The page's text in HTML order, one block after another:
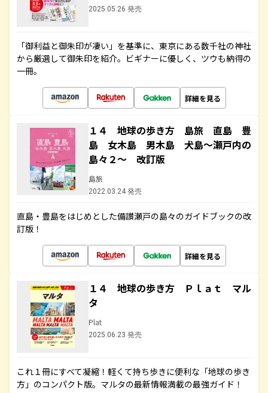
2025.05.26 発売
「御利益と御朱印が凄い」を基準に、東京にある数千社の神社
から厳選して御朱印を紹介。ビギナーに優しく、ツウも納得の
一冊。
詳細を見る
１４ 地球の歩き方 島旅 直島 豊
島 女木島 男木島 犬島～瀬戸内の
島々２～ 改訂版
島旅
2022.03.24 発売
直島・豊島をはじめとした備讃瀬戸の島々のガイドブックの改
訂版！
詳細を見る
１４ 地球の歩き方 Ｐｌａｔ マル
タ
Plat
2025.06.23 発売
これ１冊にすべて凝縮！軽くて持ち歩きに便利な「地球の歩き
方」のコンパクト版。マルタの最新情報満載の最強ガイド！